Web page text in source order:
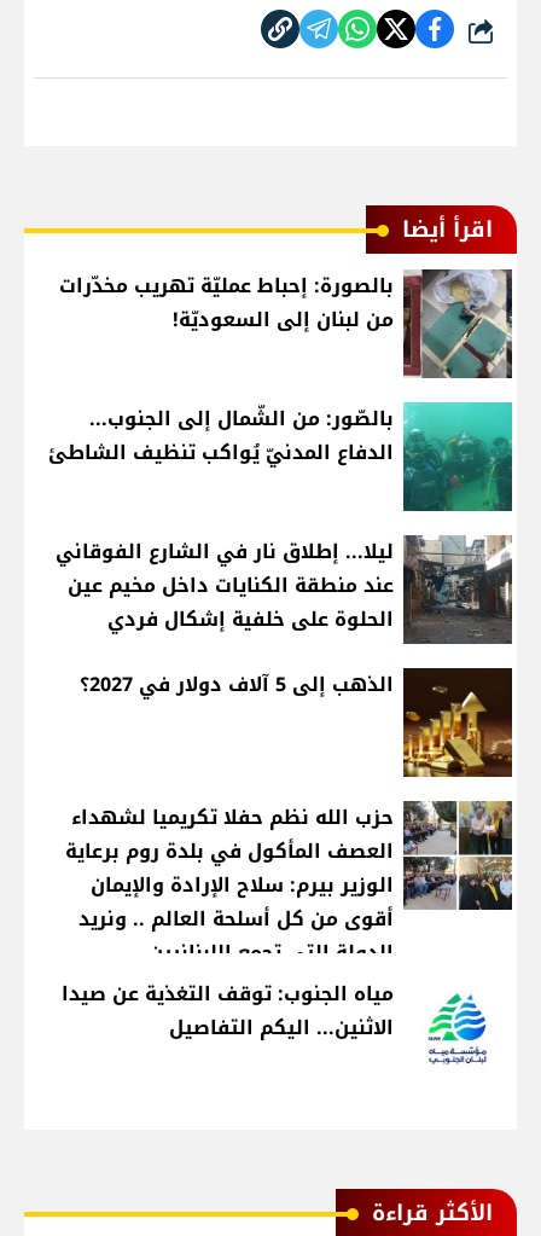
شارك
اقرأ أيضا
بالصورة: إحباط عمليّة تهريب مخدّرات
من لبنان إلى السعوديّة!
بالصّور: من الشّمال إلى الجنوب...
الدفاع المدنيّ يُواكب تنظيف الشاطئ
ليلا... إطلاق نار في الشارع الفوقاني
عند منطقة الكنايات داخل مخيم عين
الحلوة على خلفية إشكال فردي
الذهب إلى 5 آلاف دولار في 2027؟
حزب الله نظم حفلا تكريميا لشهداء
العصف المأكول في بلدة روم برعاية
الوزير بيرم: سلاح الإرادة والإيمان
أقوى من كل أسلحة العالم .. ونريد
الدولة التي تجمع اللبنانيين
مياه الجنوب: توقف التغذية عن صيدا
الاثنين... اليكم التفاصيل
الأكثر قراءة